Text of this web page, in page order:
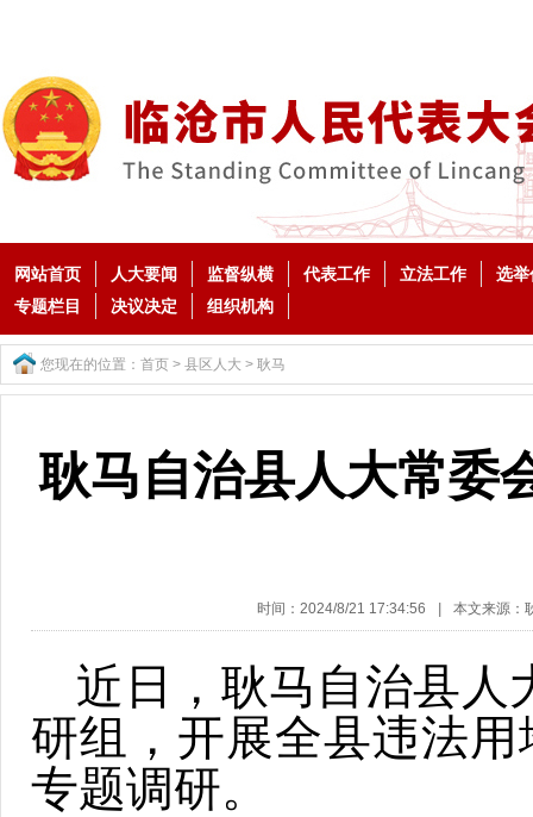
网站首页 人大要闻 监督纵横 代表工作 立法工作
选举
专题栏目
决议决定 组织机构
您现在的位置： 首页 > 县区人大 > 耿马
耿马自治县人大常委
时间：2024/8/21 17:34:56 本文来源：
近日，耿马自治县人
研组，开展全县违法
专题调研。